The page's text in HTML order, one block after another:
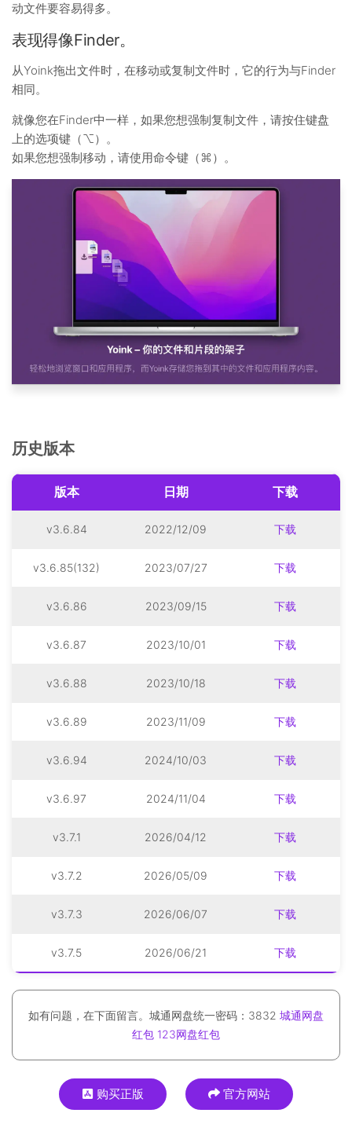
动文件要容易得多。
表现得像Finder。
从Yoink拖出文件时，在移动或复制文件时，它的行为与Finder
相同。
就像您在Finder中一样，如果您想强制复制文件，请按住键盘
上的选项键（⌥）。
如果您想强制移动，请使用命令键（⌘）。
历史版本
版本 日期 下载
v3.6.84 2022/12/09 下载
v3.6.85(132) 2023/07/27 下载
v3.6.86 2023/09/15 下载
v3.6.87 2023/10/01 下载
v3.6.88 2023/10/18 下载
v3.6.89 2023/11/09 下载
v3.6.94 2024/10/03 下载
v3.6.97 2024/11/04 下载
v3.7.1 2026/04/12 下载
v3.7.2 2026/05/09 下载
v3.7.3 2026/06/07 下载
v3.7.5 2026/06/21 下载
如有问题，在下面留言。城通网盘统一密码：3832 城通网盘
红包 123网盘红包
购买正版 官方网站